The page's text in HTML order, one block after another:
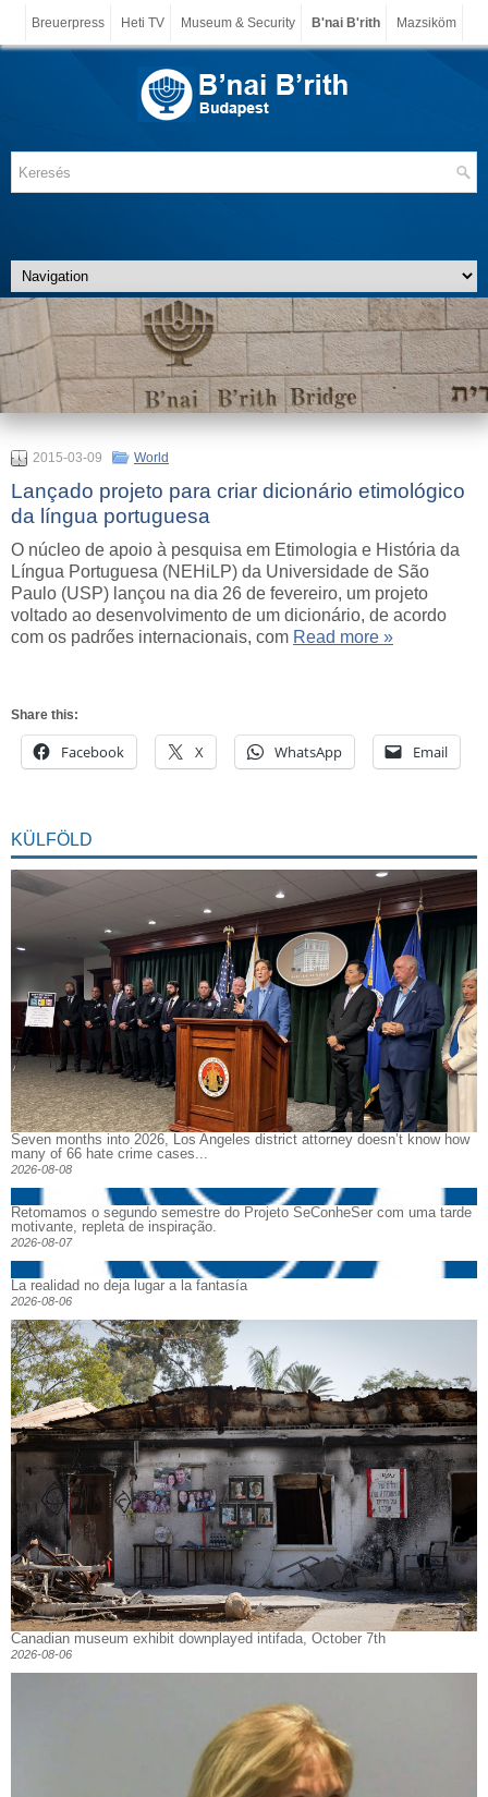
Breuerpress Heti TV Museum & Security B'nai B'rith Mazsiköm
2015-03-09 World
Lançado projeto para criar dicionário etimológico
da língua portuguesa
O núcleo de apoio à pesquisa em Etimologia e História da
Língua Portuguesa (NEHiLP) da Universidade de São
Paulo (USP) lançou na dia 26 de fevereiro, um projeto
voltado ao desenvolvimento de um dicionário, de acordo
com os padrőes internacionais, com Read more »
Share this:
Facebook X WhatsApp Email
KÜLFÖLD
Seven months into 2026, Los Angeles district attorney doesn’t know how
many of 66 hate crime cases...
2026-08-08
Retomamos o segundo semestre do Projeto SeConheSer com uma tarde
motivante, repleta de inspiração.
2026-08-07
La realidad no deja lugar a la fantasía
2026-08-06
Canadian museum exhibit downplayed intifada, October 7th
2026-08-06